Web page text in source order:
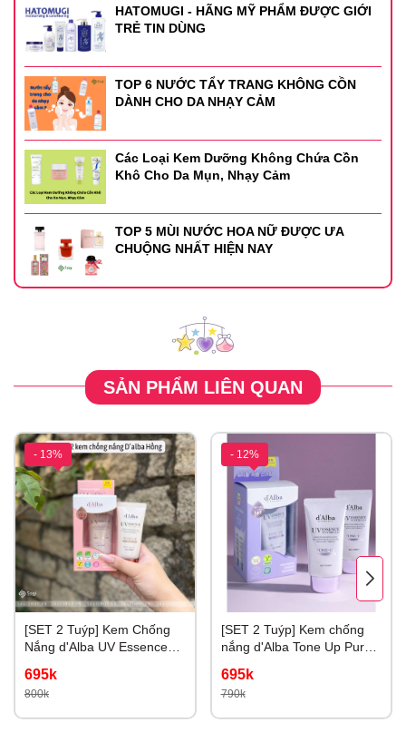
HATOMUGI - HÃNG MỸ PHẨM ĐƯỢC GIỚI
TRẺ TIN DÙNG
TOP 6 NƯỚC TẨY TRANG KHÔNG CỒN
DÀNH CHO DA NHẠY CẢM
Các Loại Kem Dưỡng Không Chứa Cồn
Khô Cho Da Mụn, Nhạy Cảm
TOP 5 MÙI NƯỚC HOA NỮ ĐƯỢC ƯA
CHUỘNG NHẤT HIỆN NAY
SẢN PHẨM LIÊN QUAN
- 13%
[SET 2 Tuýp] Kem Chống
Nắng d'Alba UV Essence
Correcting 50ml
695k
800k
- 12%
[SET 2 Tuýp] Kem chống
nắng d'Alba Tone Up Purple
Hiệu Chỉnh Sắc Da
695k
790k